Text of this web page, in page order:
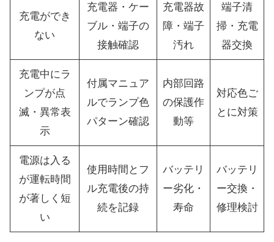
充電ができ
ない
充電器・ケー
ブル・端子の
接触確認
充電器故
障・端子
汚れ
端子清
掃・充電
器交換
充電中にラ
ンプが点
滅・異常表
示
付属マニュア
ルでランプ色
パターン確認
内部回路
の保護作
動等
対応色ご
とに対策
電源は入る
が運転時間
が著しく短
い
使用時間とフ
ル充電後の持
続を記録
バッテリ
ー劣化・
寿命
バッテリ
ー交換・
修理検討